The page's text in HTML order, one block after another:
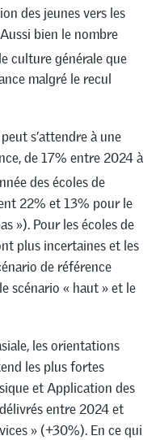
des jeunes vers les
bien le nombre
culture générale que
malgré le recul
s’attendre à une
de 17% entre 2024 à
des écoles de
22% et 13% pour le
»). Pour les écoles de
plus incertaines et les
de référence
scénario « haut » et le
les orientations
les plus fortes
et Application des
entre 2024 et
» (+30%). En ce qui